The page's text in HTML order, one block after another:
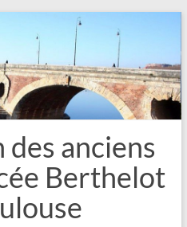
anciens
Berthelot